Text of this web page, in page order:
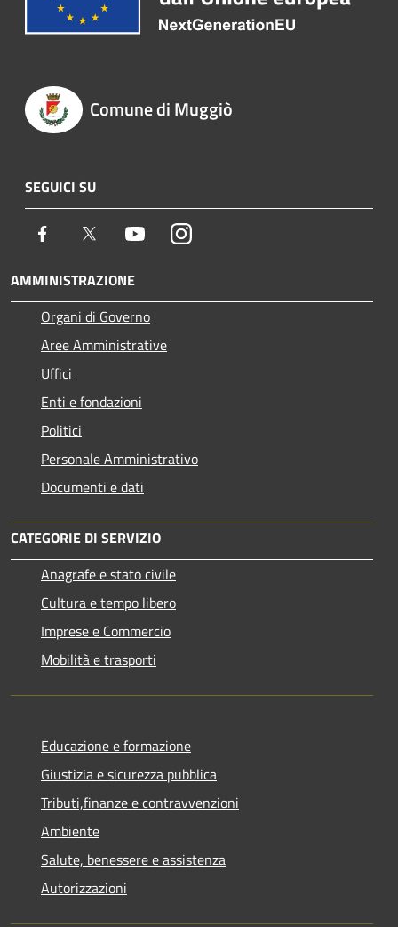
Comune di Muggiò
SEGUICI SU
Facebook Twitter YoutubeInstagram
AMMINISTRAZIONE
Organi di Governo
Aree Amministrative
Uffici
Enti e fondazioni
Politici
Personale Amministrativo
Documenti e dati
CATEGORIE DI SERVIZIO
Anagrafe e stato civile
Cultura e tempo libero
Imprese e Commercio
Mobilità e trasporti
Educazione e formazione
Giustizia e sicurezza pubblica
Tributi,finanze e contravvenzioni
Ambiente
Salute, benessere e assistenza
Autorizzazioni